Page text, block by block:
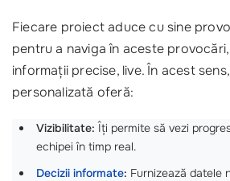
Fiecare proiect aduce cu sine
pentru a naviga în aceste
informații precise, live. În acest
personalizată oferă:
Vizibilitate: Îți permite să vezi
echipei în timp real.
Decizii informate: Furnizează datele